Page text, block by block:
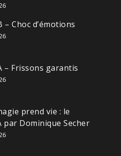
– Choc d’émotions
– Frissons garantis
prend vie : le
par Dominique Secher